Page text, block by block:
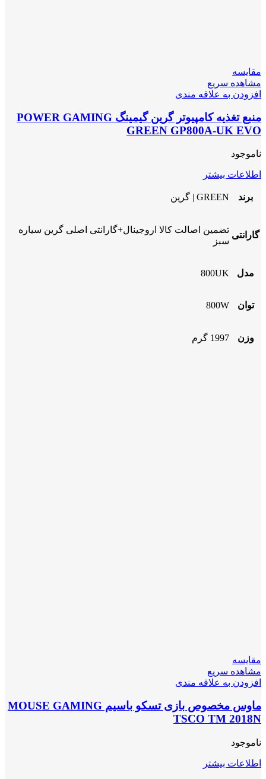
مقایسه
مشاهده سریع
افزودن به علاقه مندی
منبع تغذیه کامپیوتر گرین گیمینگ POWER GAMING
GREEN GP800A-UK EVO
ناموجود
اطلاعات بیشتر
برند GREEN | گرین
گارانتی
تضمین اصالت کالا اروجینال+گارانتی اصلی گرین سیاره
سبز
مدل 800UK
توان 800W
وزن 1997 گرم
مقایسه
مشاهده سریع
افزودن به علاقه مندی
ماوس مخصوص بازی تسکو باسیم MOUSE GAMING
TSCO TM 2018N
ناموجود
اطلاعات بیشتر